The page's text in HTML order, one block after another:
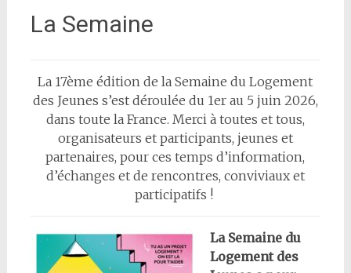
La Semaine
La 17ème édition de la Semaine du Logement
des Jeunes s’est déroulée du 1er au 5 juin 2026,
dans toute la France. Merci à toutes et tous,
organisateurs et participants, jeunes et
partenaires, pour ces temps d’information,
d’échanges et de rencontres, conviviaux et
participatifs !
La Semaine du
Logement des